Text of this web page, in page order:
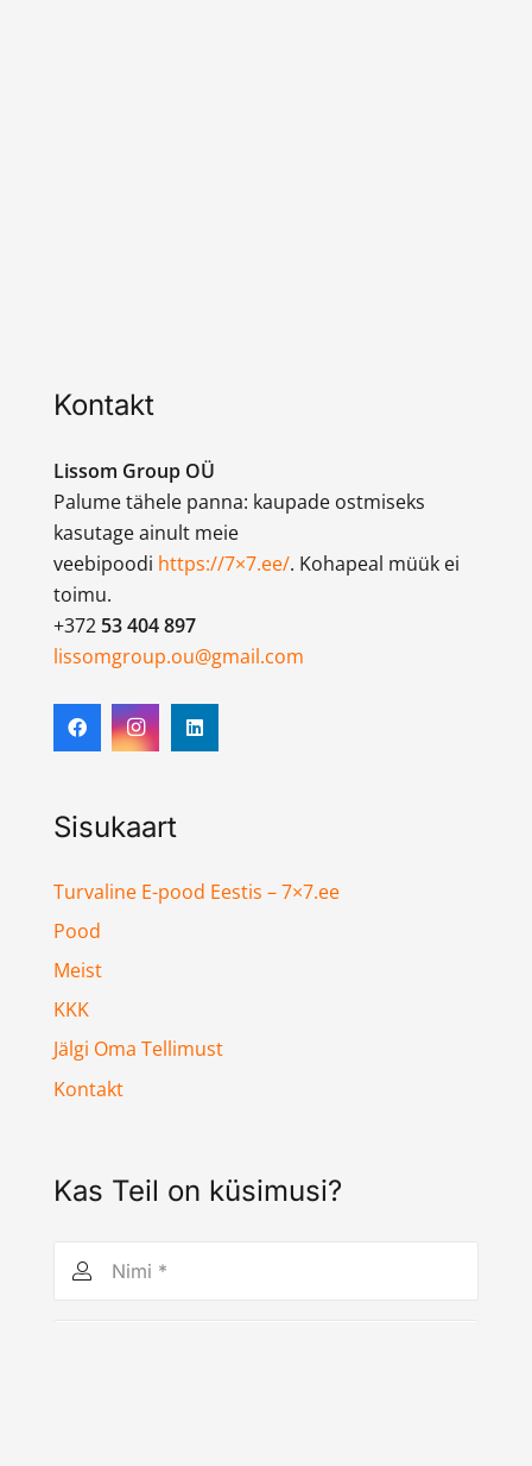
Kontakt
Lissom Group OÜ
Palume tähele panna: kaupade ostmiseks
kasutage ainult meie
veebipoodi https://7×7.ee/. Kohapeal müük ei
toimu.
+372 53 404 897
lissomgroup.ou@gmail.com
Sisukaart
Turvaline E-pood Eestis – 7×7.ee
Pood
Meist
KKK
Jälgi Oma Tellimust
Kontakt
Kas Teil on küsimusi?